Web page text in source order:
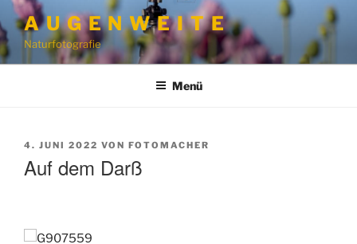
Zum
Inhalt
springen
A U G E N W E I T E
Naturfotografie
Menü
VERÖFFENTLICHT
4. JUNI 2022 VON FOTOMACHER
Auf dem Darß